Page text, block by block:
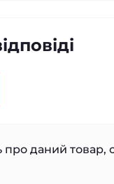
даний товар,